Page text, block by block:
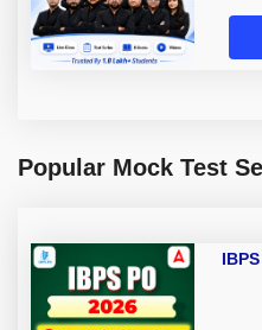
Popular Mock Test